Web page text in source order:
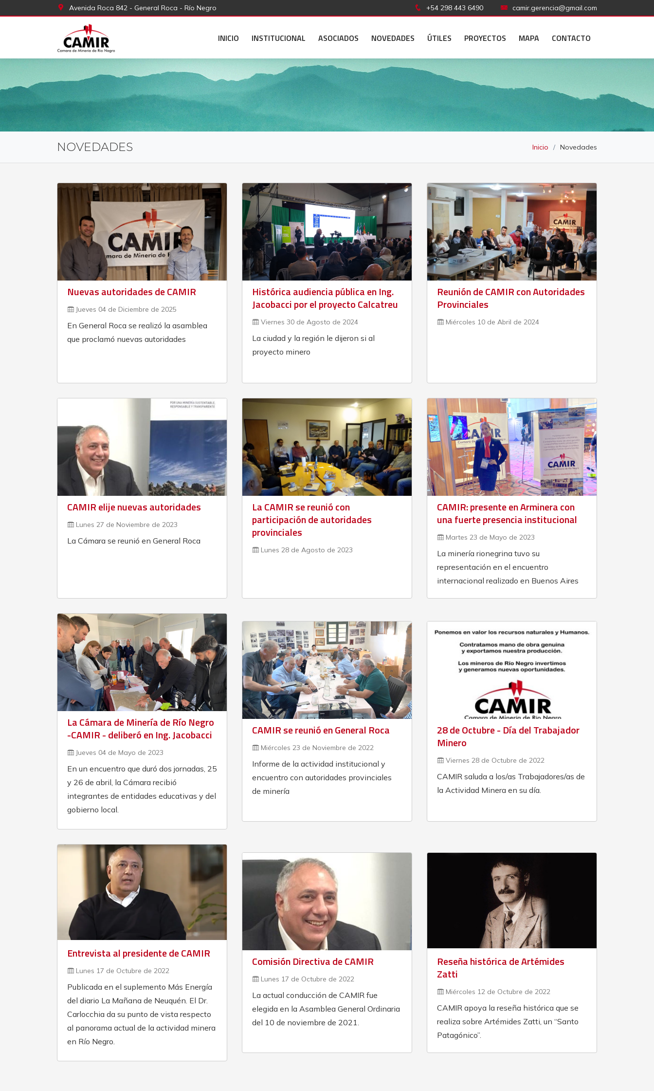
Avenida Roca 842 - General Roca - Río Negro camir.gerencia@gmail.com
+54 298 443 6490
INICIO INSTITUCIONAL ASOCIADOS NOVEDADES ÚTILES PROYECTOS MAPA CONTACTO
NOVEDADES Inicio Novedades
Nuevas autoridades de CAMIR
Jueves 04 de Diciembre de 2025
En General Roca se realizó la asamblea
que proclamó nuevas autoridades
Histórica audiencia pública en Ing.
Jacobacci por el proyecto Calcatreu
Viernes 30 de Agosto de 2024
La ciudad y la región le dijeron si al
proyecto minero
Reunión de CAMIR con Autoridades
Provinciales
Miércoles 10 de Abril de 2024
CAMIR elije nuevas autoridades
Lunes 27 de Noviembre de 2023
La Cámara se reunió en General Roca
La CAMIR se reunió con
participación de autoridades
provinciales
Lunes 28 de Agosto de 2023
CAMIR: presente en Arminera con
una fuerte presencia institucional
Martes 23 de Mayo de 2023
La minería rionegrina tuvo su
representación en el encuentro
internacional realizado en Buenos Aires
La Cámara de Minería de Río Negro
-CAMIR - deliberó en Ing. Jacobacci
Jueves 04 de Mayo de 2023
En un encuentro que duró dos jornadas, 25
y 26 de abril, la Cámara recibió
integrantes de entidades educativas y del
gobierno local.
CAMIR se reunió en General Roca
Miércoles 23 de Noviembre de 2022
Informe de la actividad institucional y
encuentro con autoridades provinciales
de minería
28 de Octubre - Día del Trabajador
Minero
Viernes 28 de Octubre de 2022
CAMIR saluda a los/as Trabajadores/as de
la Actividad Minera en su día.
Entrevista al presidente de CAMIR
Lunes 17 de Octubre de 2022
Publicada en el suplemento Más Energía
del diario La Mañana de Neuquén. El Dr.
Carlocchia da su punto de vista respecto
al panorama actual de la actividad minera
en Río Negro.
Comisión Directiva de CAMIR
Lunes 17 de Octubre de 2022
La actual conducción de CAMIR fue
elegida en la Asamblea General Ordinaria
del 10 de noviembre de 2021.
Reseña histórica de Artémides
Zatti
Miércoles 12 de Octubre de 2022
CAMIR apoya la reseña histórica que se
realiza sobre Artémides Zatti, un “Santo
Patagónico”.